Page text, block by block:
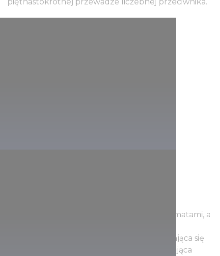
Armia turecka obstrzeliwała zamek 140 armatami, a
wytrwałość obrońców zamku, powoli zbliżająca się
zima, trudności z wyżywieniem i ciągle trwająca